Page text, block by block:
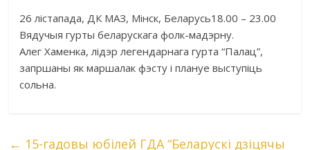
26 лістапада, ДК МАЗ, Мінск, Беларусь18.00 – 23.00
Вядучыя гурты беларускага фолк-мадэрну.
Алег Хаменка, лідэр легендарнага гурта “Палац”,
запршаны як маршалак фэсту і плануе выступіць
сольна.
← 15-гадовы юбілей ГДА “Беларускі дзіцячы